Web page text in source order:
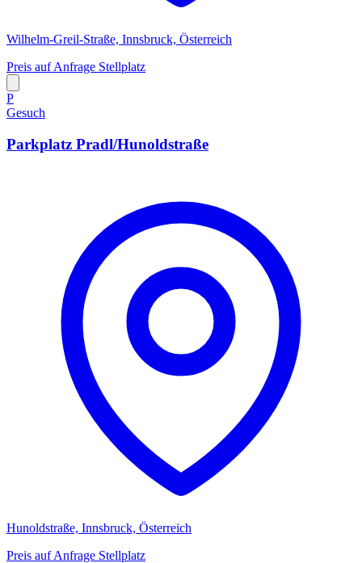
Wilhelm-Greil-Straße, Innsbruck, Österreich
Preis auf Anfrage Stellplatz
P
Gesuch
Parkplatz Pradl/Hunoldstraße
Hunoldstraße, Innsbruck, Österreich
Preis auf Anfrage Stellplatz